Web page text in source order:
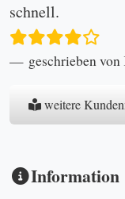
schnell.
geschrieben
weitere
Information